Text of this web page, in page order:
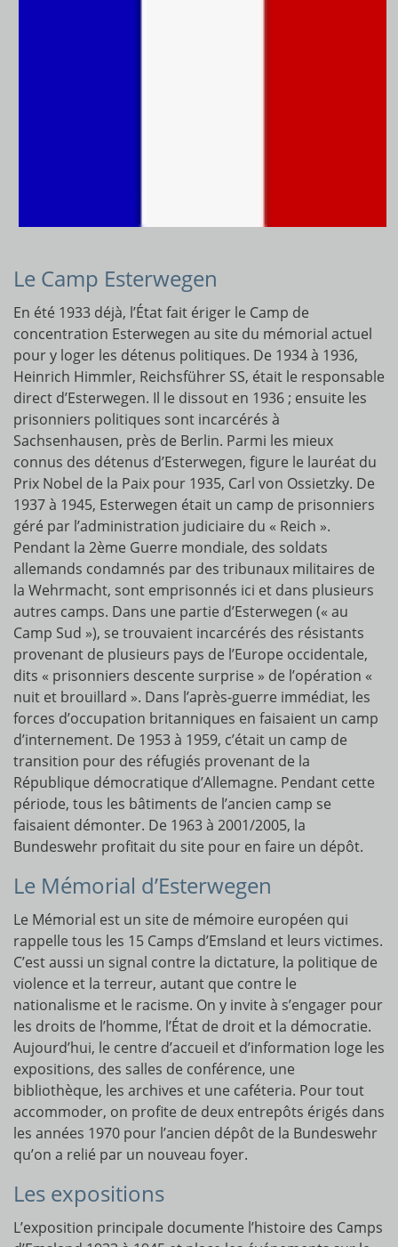
Le Camp Esterwegen
En été 1933 déjà, l’État fait ériger le Camp de
concentration Esterwegen au site du mémorial actuel
pour y loger les détenus politiques. De 1934 à 1936,
Heinrich Himmler, Reichsführer SS, était le responsable
direct d’Esterwegen. Il le dissout en 1936 ; ensuite les
prisonniers politiques sont incarcérés à
Sachsenhausen, près de Berlin. Parmi les mieux
connus des détenus d’Esterwegen, figure le lauréat du
Prix Nobel de la Paix pour 1935, Carl von Ossietzky. De
1937 à 1945, Esterwegen était un camp de prisonniers
géré par l’administration judiciaire du « Reich ».
Pendant la 2ème Guerre mondiale, des soldats
allemands condamnés par des tribunaux militaires de
la Wehrmacht, sont emprisonnés ici et dans plusieurs
autres camps. Dans une partie d’Esterwegen (« au
Camp Sud »), se trouvaient incarcérés des résistants
provenant de plusieurs pays de l’Europe occidentale,
dits « prisonniers descente surprise » de l’opération «
nuit et brouillard ». Dans l’après-guerre immédiat, les
forces d’occupation britanniques en faisaient un camp
d’internement. De 1953 à 1959, c’était un camp de
transition pour des réfugiés provenant de la
République démocratique d’Allemagne. Pendant cette
période, tous les bâtiments de l’ancien camp se
faisaient démonter. De 1963 à 2001/2005, la
Bundeswehr profitait du site pour en faire un dépôt.
Le Mémorial d’Esterwegen
Le Mémorial est un site de mémoire européen qui
rappelle tous les 15 Camps d’Emsland et leurs victimes.
C’est aussi un signal contre la dictature, la politique de
violence et la terreur, autant que contre le
nationalisme et le racisme. On y invite à s’engager pour
les droits de l’homme, l’État de droit et la démocratie.
Aujourd’hui, le centre d’accueil et d’information loge les
expositions, des salles de conférence, une
bibliothèque, les archives et une caféteria. Pour tout
accommoder, on profite de deux entrepôts érigés dans
les années 1970 pour l’ancien dépôt de la Bundeswehr
qu’on a relié par un nouveau foyer.
Les expositions
L’exposition principale documente l’histoire des Camps